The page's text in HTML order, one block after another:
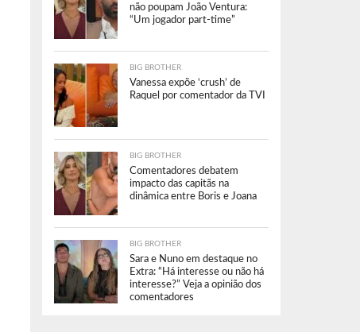
não poupam João Ventura:
“Um jogador part-time”
BIG BROTHER
Vanessa expõe ‘crush’ de
Raquel por comentador da TVI
BIG BROTHER
Comentadores debatem
impacto das capitãs na
dinâmica entre Boris e Joana
BIG BROTHER
Sara e Nuno em destaque no
Extra: “Há interesse ou não há
interesse?” Veja a opinião dos
comentadores